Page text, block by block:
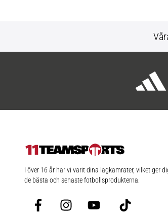
11teamsports.se
I över 16 år har vi varit dina lagkamrater, vilket ger
de bästa och senaste fotbollsprodukterna.
FacebookInstagramYouTubeTikTok